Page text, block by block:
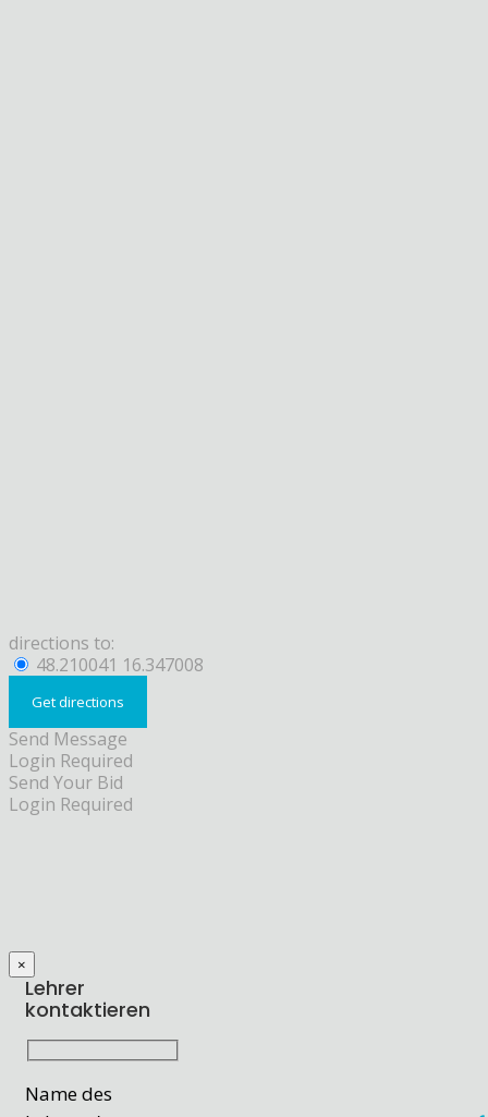
directions to:
48.210041 16.347008
Send Message
Login Required
Send Your Bid
Login Required
×
Lehrer
kontaktieren
Name des